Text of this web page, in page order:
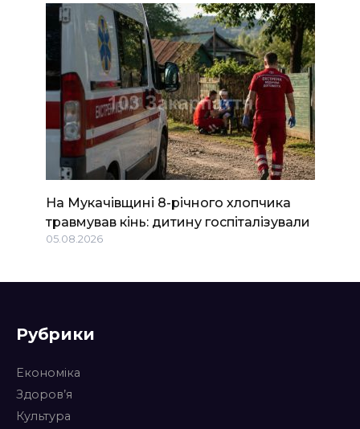
На Мукачівщині 8-річного хлопчика
травмував кінь: дитину госпіталізували
05.08.2026
Рубрики
Економіка
Здоров’я
Культура